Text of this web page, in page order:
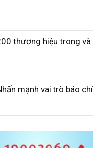
thương hiệu trong và
mạnh vai trò báo chí